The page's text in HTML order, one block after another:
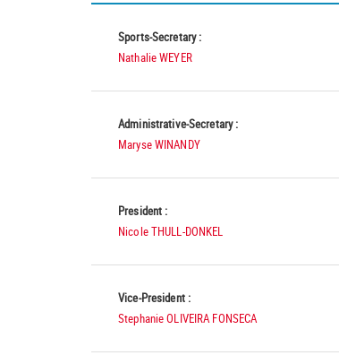
Sports-Secretary :
Nathalie WEYER
Administrative-Secretary :
Maryse WINANDY
President :
Nicole THULL-DONKEL
Vice-President :
Stephanie OLIVEIRA FONSECA